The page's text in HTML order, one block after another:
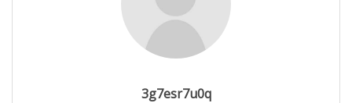
3g7esr7u0q